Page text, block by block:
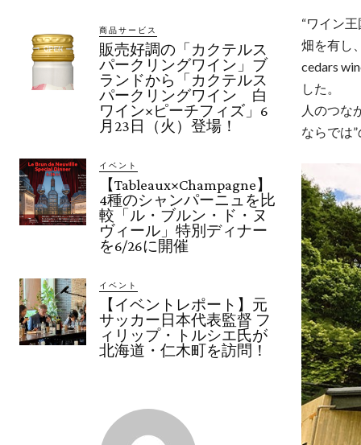
商品サービス
販売好調の「カクテルス
パークリングワイン」ブ
ランドから「カクテルス
パークリングワイン 白
ワイン×ピーチフィズ」6
月23日（火）登場！
イベント
【Tableaux×Champagne】
4種のシャンパーニュを比
較「ル・ブルン・ド・ヌ
ヴィール」特別ディナー
を6/26に開催
イベント
【イベントレポート】元
サッカー日本代表監督 フ
ィリップ・トルシエ氏が
北海道・仁木町を訪問！
“ワイン
畑を有し
cedars
した。
人のつな
ならでは